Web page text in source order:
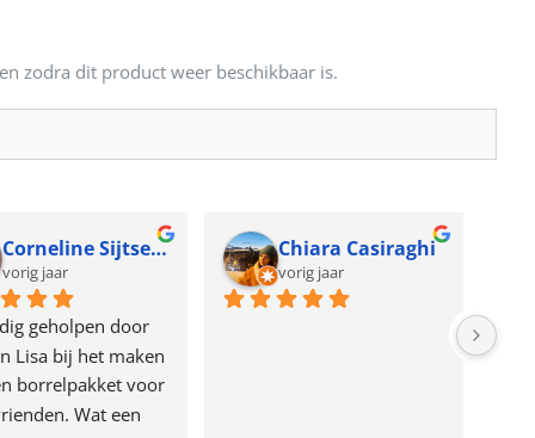
zodra dit product weer beschikbaar is.
Corneline Sijtsema
vorig jaar
geholpen door
Lisa bij het maken
borrelpakket voor
Wat een
Chiara Casiraghi
vorig jaar